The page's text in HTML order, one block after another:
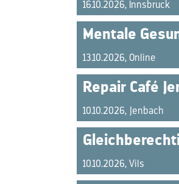
16.10.2026, Innsbruck
Mentale
13.10.2026, Online
Repair Café
10.10.2026, Jenbach
10.10.2026, Vils